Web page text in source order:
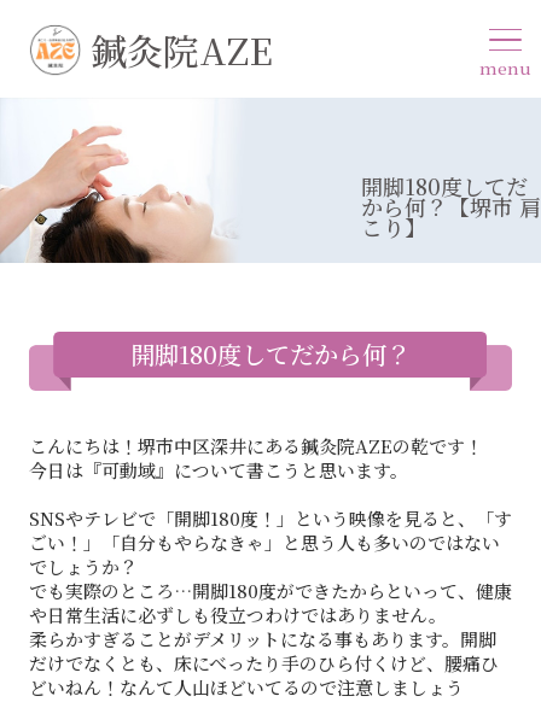
鍼灸院AZE menu
開脚180度してだ
から何？【堺市 肩
こり】
開脚180度してだから何？
こんにちは！堺市中区深井にある鍼灸院AZEの乾です！
今日は『可動域』について書こうと思います。
SNSやテレビで「開脚180度！」という映像を見ると、「す
ごい！」「自分もやらなきゃ」と思う人も多いのではない
でしょうか？
でも実際のところ…開脚180度ができたからといって、健康
や日常生活に必ずしも役立つわけではありません。
柔らかすぎることがデメリットになる事もあります。開脚
だけでなくとも、床にべったり手のひら付くけど、腰痛ひ
どいねん！なんて人山ほどいてるので注意しましょう